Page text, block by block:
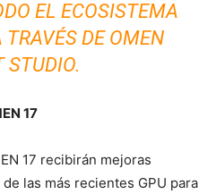
EL ECOSISTEMA
TRAVÉS DE OMEN
STUDIO.
17
17 recibirán mejoras
las más recientes GPU para